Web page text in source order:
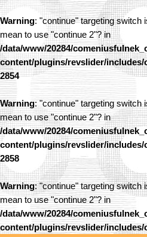
Warning: "continue" targeting switch
mean to use "continue 2"? in
/data/www/20284/
content/plugins/revslider/
2854
Warning: "continue" targeting switch
mean to use "continue 2"? in
/data/www/20284/
content/plugins/revslider/
2858
Warning: "continue" targeting switch
mean to use "continue 2"? in
/data/www/20284/
content/plugins/revslider/